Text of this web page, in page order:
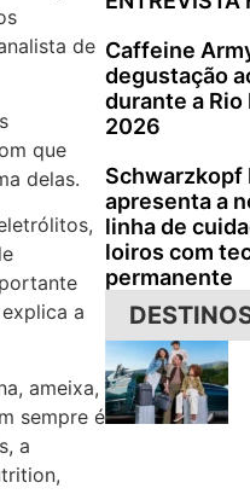
de
que
delas.
a
ameixa,
sempre é
a
Caffeine
degustação
durante a
2026
Schwarzkopf
apresenta a
linha de
loiros com
permanente